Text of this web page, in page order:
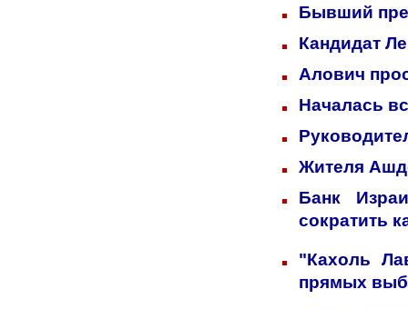
Бывший
Кандидат
Алович
Началась
Жителя
Банк
сократить
"Кахоль
прямых